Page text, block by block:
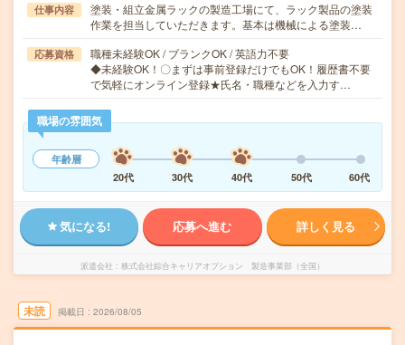
仕事内容
塗装・組立金属ラックの製造工場にて、ラック製品の塗装
作業を担当していただきます。基本は機械による塗装…
応募資格
職種未経験OK / ブランクOK / 英語力不要
◆未経験OK！〇まずは事前登録だけでもOK！履歴書不要
で気軽にオンライン登録★氏名・職種などを入力す…
職場の雰囲気
年齢層
20代
30代 40代 50代 60代
気になる! 応募へ進む 詳しく見る
派遣会社 株式会社綜合キャリアオプション 製造事業部（全国）
未読 掲載日 2026/08/05